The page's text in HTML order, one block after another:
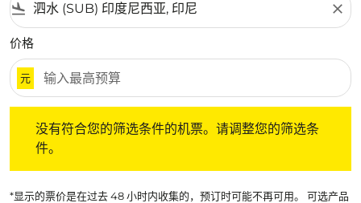
flight_land close
价格
元
没有符合您的筛选条件的机票。请调整您的筛选条
件。
*显示的票价是在过去 48 小时内收集的，预订时可能不再可用。 可选产品